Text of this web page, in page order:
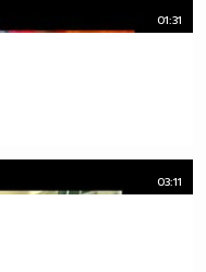
01:31
03:11